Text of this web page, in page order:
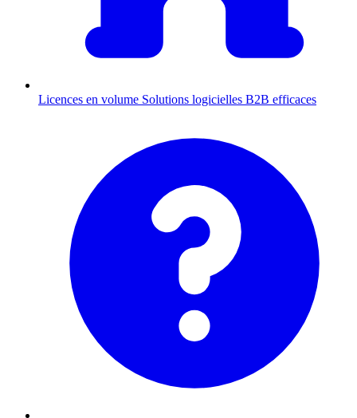
Licences en volume Solutions logicielles B2B efficaces